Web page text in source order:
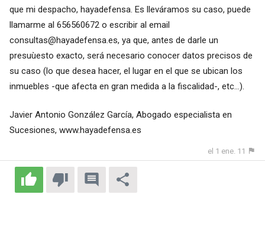
que mi despacho, hayadefensa. Es lleváramos su caso, puede
llamarme al 656560672 o escribir al email
consultas@hayadefensa.es, ya que, antes de darle un
presuùesto exacto, será necesario conocer datos precisos de
su caso (lo que desea hacer, el lugar en el que se ubican los
inmuebles -que afecta en gran medida a la fiscalidad-, etc...).
Javier Antonio González García, Abogado especialista en
Sucesiones, www.hayadefensa.es
el 1 ene. 11